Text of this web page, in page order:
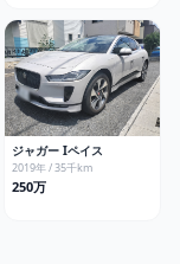
ジャガー Iペイス
2019年 /35千km
250万